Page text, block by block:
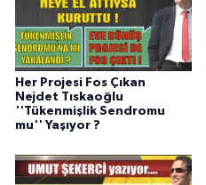
Her Projesi Fos Çıkan
Nejdet Tıskaoğlu
''Tükenmişlik Sendromu
mu'' Yaşıyor ?